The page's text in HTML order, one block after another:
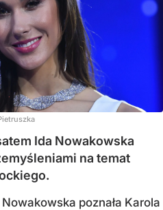
Ida Nowakowska
na temat
poznała Karola